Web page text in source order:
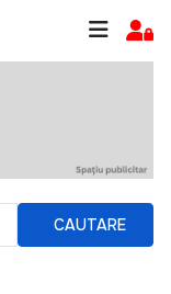
CAUTARE